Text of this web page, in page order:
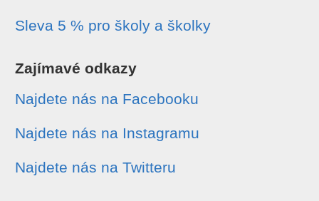
Sleva 5 % pro školy a školky
Zajímavé odkazy
Najdete nás na Facebooku
Najdete nás na Instagramu
Najdete nás na Twitteru